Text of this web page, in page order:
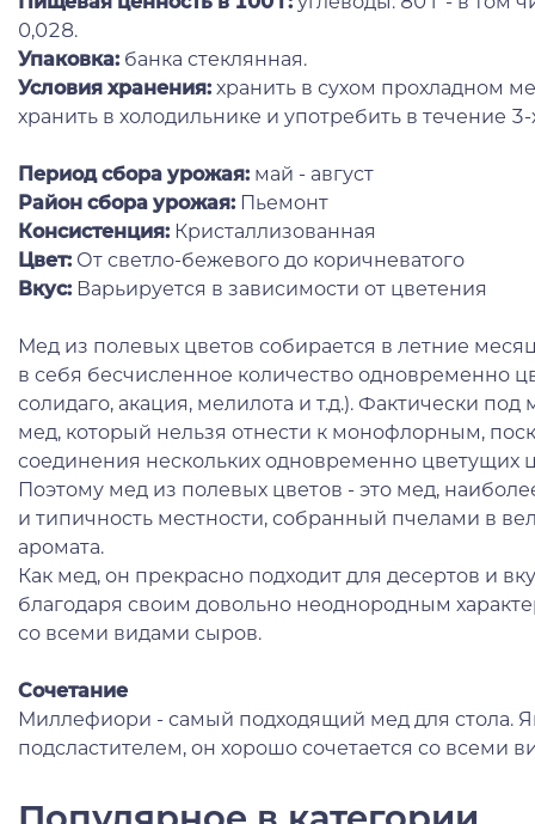
0,028.
Упаковка: банка стеклянная.
Условия хранения: хранить в сухом прохладном
хранить в холодильнике и употребить в течение 3-
Период сбора урожая: май - август
Район сбора урожая: Пьемонт
Консистенция: Кристаллизованная
Цвет: От светло-бежевого до коричневатого
Вкус: Варьируется в зависимости от цветения
Мед из полевых цветов собирается в летние
в себя бесчисленное количество одновременно
солидаго, акация, мелилота и т.д.). Фактически
мед, который нельзя отнести к монофлорным,
соединения нескольких одновременно цветущих
Поэтому мед из полевых цветов - это мед,
и типичность местности, собранный пчелами в
аромата.
Как мед, он прекрасно подходит для десертов и
благодаря своим довольно неоднородным
со всеми видами сыров.
Сочетание
Миллефиори - самый подходящий мед для стола.
подсластителем, он хорошо сочетается со всеми